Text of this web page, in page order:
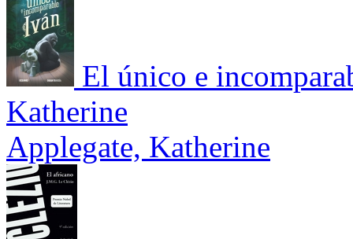
El único e
Katherine
Applegate, Katherine